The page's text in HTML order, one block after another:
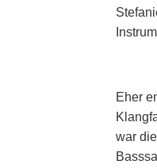
Eher
war